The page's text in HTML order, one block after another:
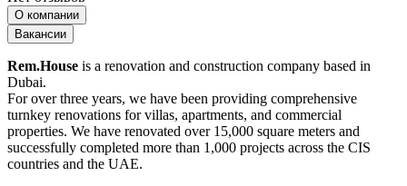
О компании
Вакансии
Rem.House is a renovation and construction company based in
Dubai.
For over three years, we have been providing comprehensive
turnkey renovations for villas, apartments, and commercial
properties. We have renovated over 15,000 square meters and
successfully completed more than 1,000 projects across the CIS
countries and the UAE.